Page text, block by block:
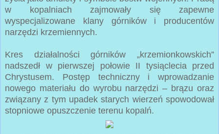
w kopalniach zajmowały się zapewne
wyspecjalizowane klany górników i producentów
narzędzi krzemiennych.
Kres działalności górników „krzemionkowskich”
nadszedł w pierwszej połowie II tysiąclecia przed
Chrystusem. Postęp techniczny i wprowadzanie
nowego materiału do wyrobu narzędzi – brązu oraz
związany z tym upadek starych wierzeń spowodował
stopniowe opuszczenie terenu kopalń.